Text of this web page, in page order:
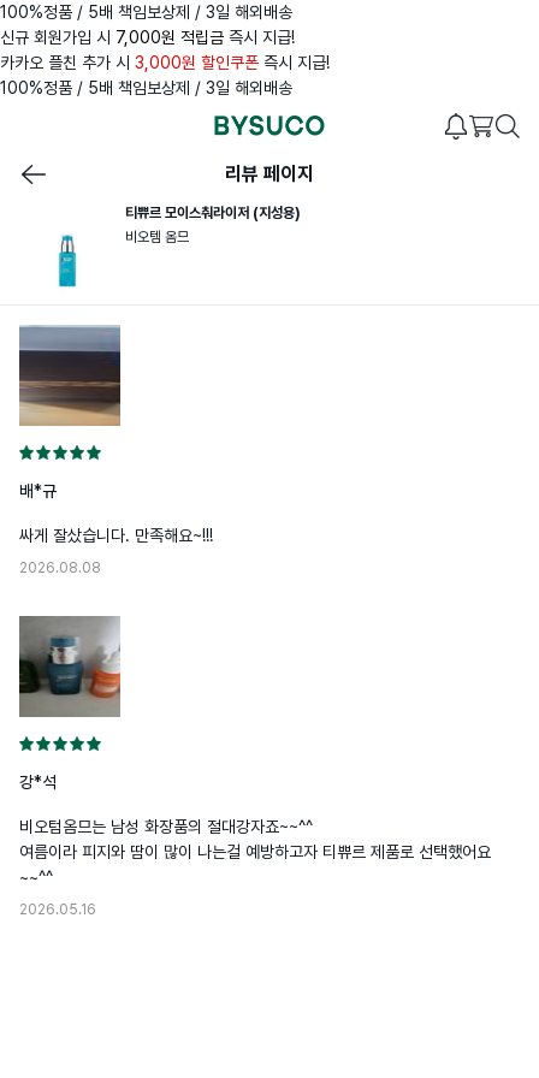
100%정품 / 5배 책임보상제 / 3일 해외배송
신규 회원가입 시 7,000원 적립금 즉시 지급!
카카오 플친 추가 시 3,000원 할인쿠폰 즉시 지급!
100%정품 / 5배 책임보상제 / 3일 해외배송
리뷰 페이지
티쀼르 모이스춰라이저 (지성용)
비오템 옴므
배*규
싸게 잘샀습니다. 만족해요~!!!
2026.08.08
강*석
비오텀옴므는 남성 화장품의 절대강자죠~~^^
여름이라 피지와 땀이 많이 나는걸 예방하고자 티쀼르 제품로 선택했어요
~~^^
2026.05.16